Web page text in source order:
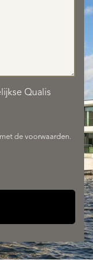
Qualis
de voorwaarden.